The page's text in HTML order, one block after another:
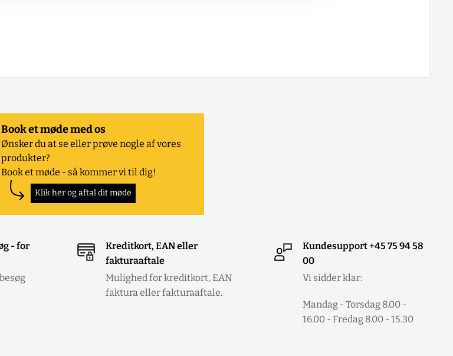
Book et møde med os
Ønsker du at se eller prøve nogle af vores
produkter?
Book et møde - så kommer vi til dig!
Klik her og aftal dit møde
- for
Kreditkort, EAN eller
fakturaaftale
Mulighed for kreditkort, EAN
faktura eller fakturaaftale.
Kundesupport +45 75 94 58
00
Vi sidder klar:
Mandag - Torsdag 8.00 -
16.00 - Fredag 8.00 - 15.30